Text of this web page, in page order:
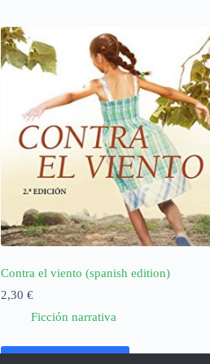
Contra el viento (spanish edition)
2,30 €
Ficción narrativa